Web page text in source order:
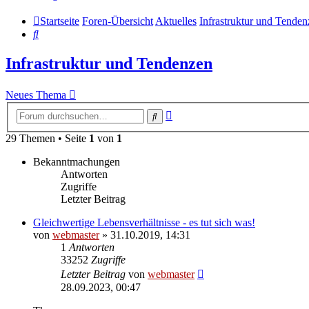
Startseite Foren-ÜbersichtAktuelles Infrastruktur und
Suche
Infrastruktur und Tendenzen
Neues Thema
Suche
29 Themen • Seite 1 von 1
Bekanntmachungen
Antworten
Zugriffe
Letzter Beitrag
Gleichwertige Lebensverhältnisse - es tut sich was!
von webmaster» 31.10.2019, 14:31
1 Antworten
33252 Zugriffe
Letzter Beitrag von webmaster
28.09.2023, 00:47